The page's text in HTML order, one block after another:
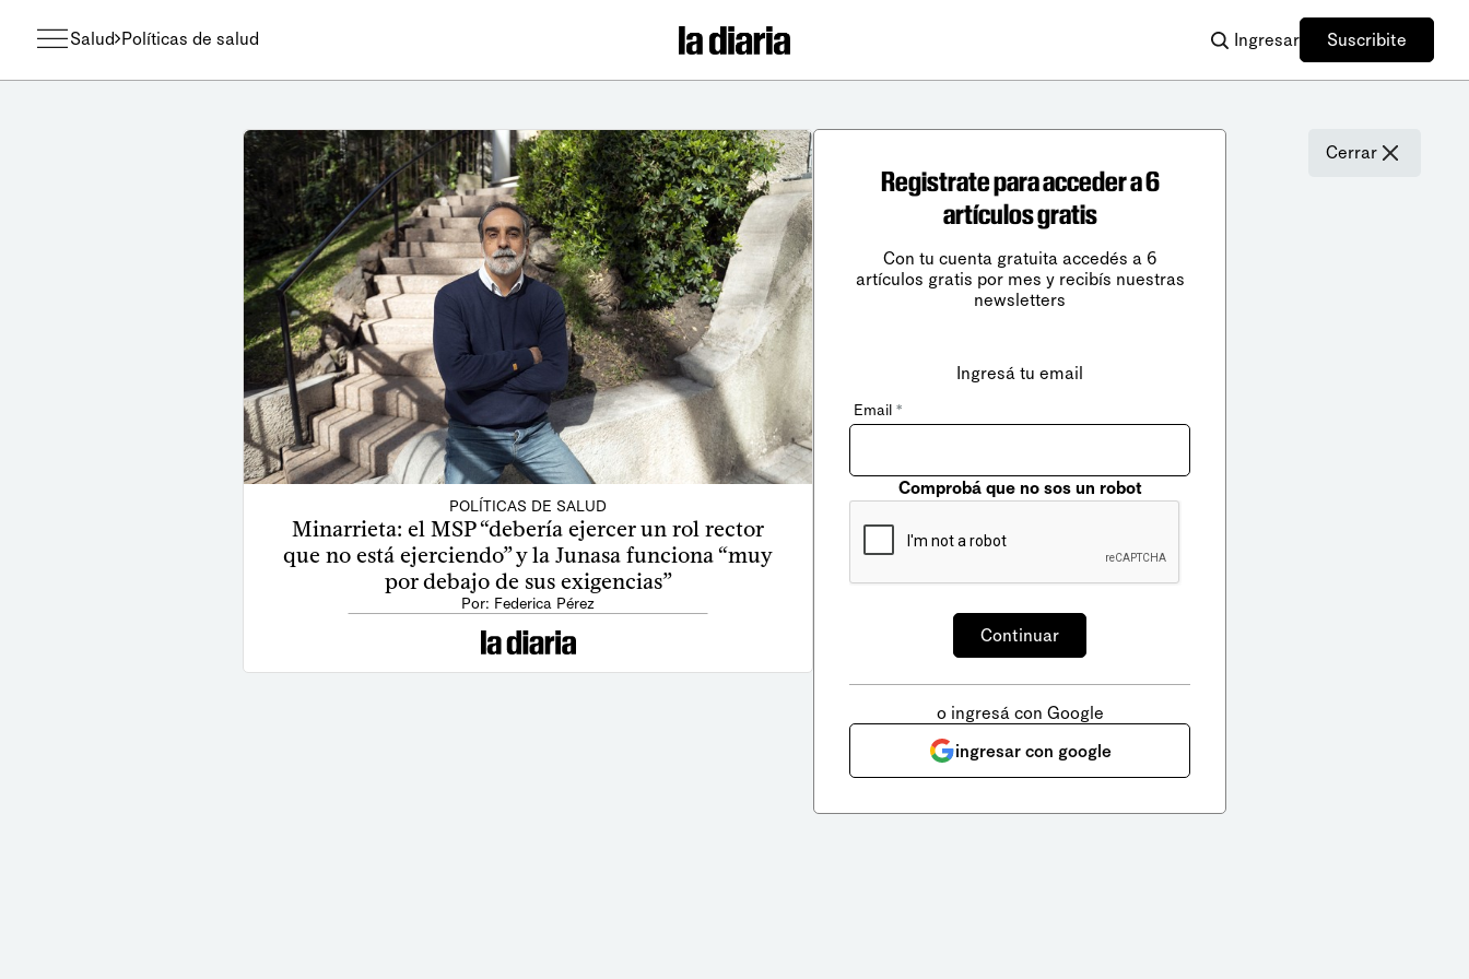
Salud Políticas de salud Ingresar Suscribite
POLÍTICAS DE SALUD
Minarrieta: el MSP “debería ejercer un rol rector
que no está ejerciendo” y la Junasa funciona “muy
por debajo de sus exigencias”
Por: Federica Pérez
Cerrar
Registrate para acceder a 6
artículos gratis
Con tu cuenta gratuita accedés a 6
artículos gratis por mes y recibís nuestras
newsletters
Ingresá tu email
Email *
Comprobá que no sos un robot
o ingresá con Google
ingresar con google